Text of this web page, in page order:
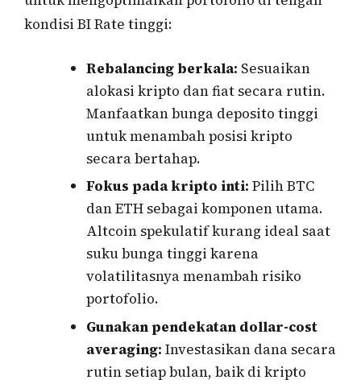
kondisi BI Rate tinggi:
Rebalancing berkala: Sesuaikan
alokasi kripto dan fiat secara rutin.
Manfaatkan bunga deposito tinggi
untuk menambah posisi kripto
secara bertahap.
Fokus pada kripto inti: Pilih BTC
dan ETH sebagai komponen utama.
Altcoin spekulatif kurang ideal saat
suku bunga tinggi karena
volatilitasnya menambah risiko
portofolio.
Gunakan pendekatan dollar-cost
averaging: Investasikan dana secara
rutin setiap bulan, baik di kripto